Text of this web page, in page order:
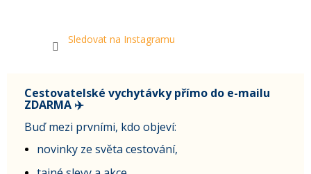
Sledovat na Instagramu
Cestovatelské vychytávky přímo do e-mailu
ZDARMA ✈️
Buď mezi prvními, kdo objeví:
novinky ze světa cestování,